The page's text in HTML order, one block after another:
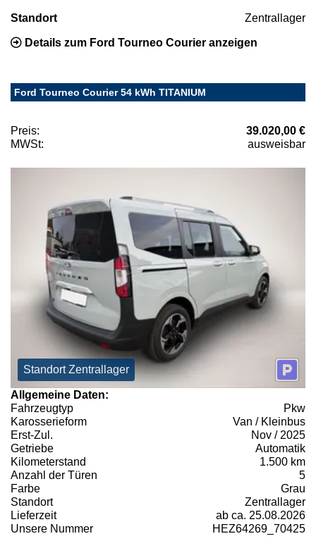
Standort Zentrallager
Details zum Ford Tourneo Courier anzeigen
Ford Tourneo Courier 54 kWh TITANIUM
Preis:
39.020,00 €
MWSt:
ausweisbar
Standort Zentrallager
Allgemeine Daten:
Fahrzeugtyp
Pkw
Karosserieform
Van / Kleinbus
Erst-Zul.
Nov / 2025
Getriebe
Automatik
Kilometerstand
1.500 km
Anzahl der Türen
5
Farbe
Grau
Standort
Zentrallager
Lieferzeit
ab ca. 25.08.2026
Unsere Nummer
HEZ64269_70425